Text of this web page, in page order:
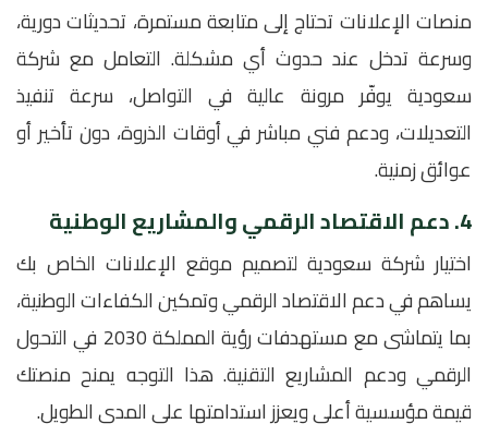
منصات الإعلانات تحتاج إلى متابعة مستمرة، تحديثات دورية،
وسرعة تدخل عند حدوث أي مشكلة. التعامل مع شركة
سعودية يوفّر مرونة عالية في التواصل، سرعة تنفيذ
التعديلات، ودعم فني مباشر في أوقات الذروة، دون تأخير أو
عوائق زمنية.
4. دعم الاقتصاد الرقمي والمشاريع الوطنية
اختيار شركة سعودية لتصميم موقع الإعلانات الخاص بك
يساهم في دعم الاقتصاد الرقمي وتمكين الكفاءات الوطنية،
بما يتماشى مع مستهدفات رؤية المملكة 2030 في التحول
الرقمي ودعم المشاريع التقنية. هذا التوجه يمنح منصتك
قيمة مؤسسية أعلى ويعزز استدامتها على المدى الطويل.